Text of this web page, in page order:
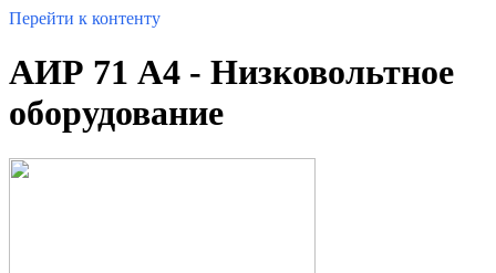
Перейти к контенту
АИР 71 А4 - Низковольтное
оборудование